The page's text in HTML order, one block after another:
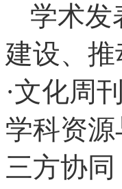
学术发
建设、
·文化周
学科资
三方协